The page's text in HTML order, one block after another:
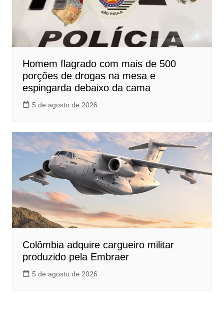
Homem flagrado com mais de 500
porções de drogas na mesa e
espingarda debaixo da cama
5 de agosto de 2026
Colômbia adquire cargueiro militar
produzido pela Embraer
5 de agosto de 2026